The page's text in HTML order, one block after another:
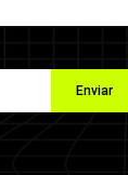
Enviar